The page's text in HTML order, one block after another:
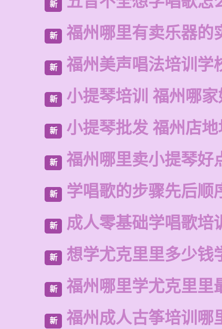
新
新 福州哪里有卖乐器的
新 福州美声唱法培训学
新 小提琴培训 福州哪
新 小提琴批发 福州店
新 福州哪里卖小提琴好
新 学唱歌的步骤先后顺
新 成人零基础学唱歌培
新 想学尤克里里多少钱
新 福州哪里学尤克里里
新 福州成人古筝培训哪